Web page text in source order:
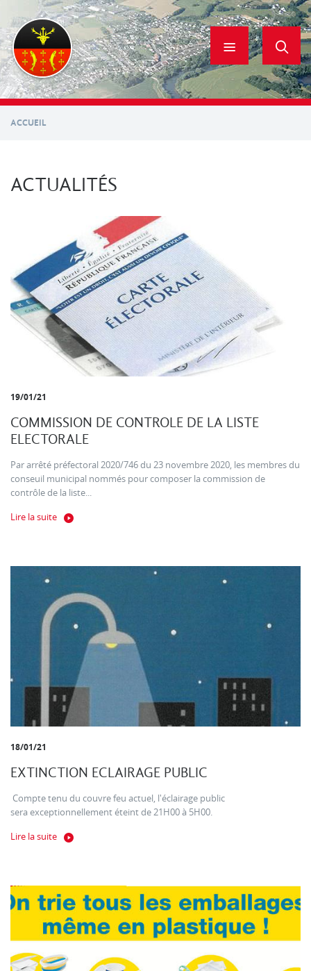
contenu
principal
ACCUEIL
ACTUALITÉS
19/01/21
COMMISSION DE CONTROLE DE LA LISTE
ELECTORALE
Par arrêté préfectoral 2020/746 du 23 novembre 2020, les membres du
conseuil municipal nommés pour composer la commission de
contrôle de la liste...
Lire la suite
18/01/21
EXTINCTION ECLAIRAGE PUBLIC
Compte tenu du couvre feu actuel, l'éclairage public
sera exceptionnellement éteint de 21H00 à 5H00.
Lire la suite